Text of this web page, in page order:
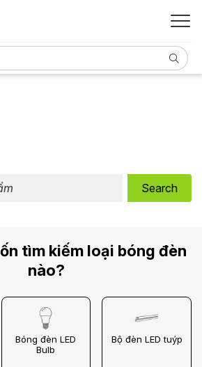
Search
tìm kiếm loại bóng đèn
nào?
Bóng đèn LED
Bulb
Bộ đèn LED tuýp